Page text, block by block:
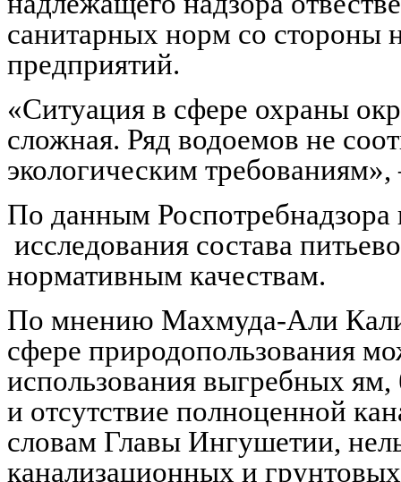
санитарных норм со стороны
предприятий.
«Ситуация в сфере охраны
сложная. Ряд водоемов не
экологическим
По данным Роспотребнадзора
исследования состава
нормативным качествам.
По мнению Махмуда-Али
сфере природопользования
использования выгребных
и отсутствие полноценной
словам Главы Ингушетии,
канализационных и